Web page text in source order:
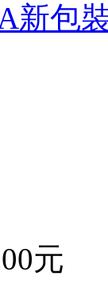
新包
元